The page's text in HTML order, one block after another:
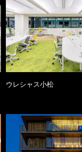
ウレシャス小松